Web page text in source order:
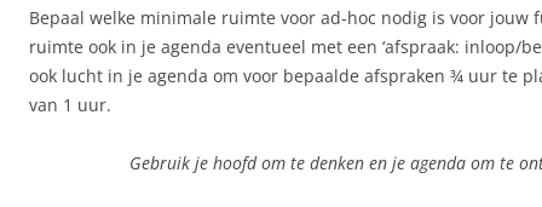
Bepaal welke minimale ruimte voor ad-hoc nodig is voor jouw
ruimte ook in je agenda eventueel met een ‘afspraak: inloop/
ook lucht in je agenda om voor bepaalde afspraken ¾ uur te
van 1 uur.
Gebruik je hoofd om te denken en je agenda om te